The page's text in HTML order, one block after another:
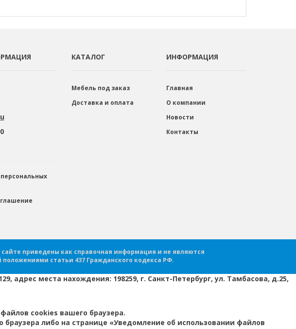
КАТАЛОГ
Мебель под заказ
Доставка и оплата
ИНФОРМАЦИЯ
Главная
О компании
Новости
Контакты
приведены как справочная информация и не являются
статьи 437 Гражданского кодекса РФ.
адрес места нахождения: 198259, г. Санкт-Петербург, ул. Тамбасова, д.25,
cookies вашего браузера.
либо на странице «Уведомление об использовании файлов